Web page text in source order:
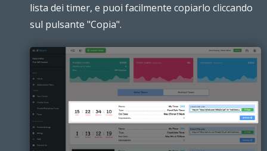
lista dei timer, e puoi facilmente copiarlo cliccando
sul pulsante "Copia".